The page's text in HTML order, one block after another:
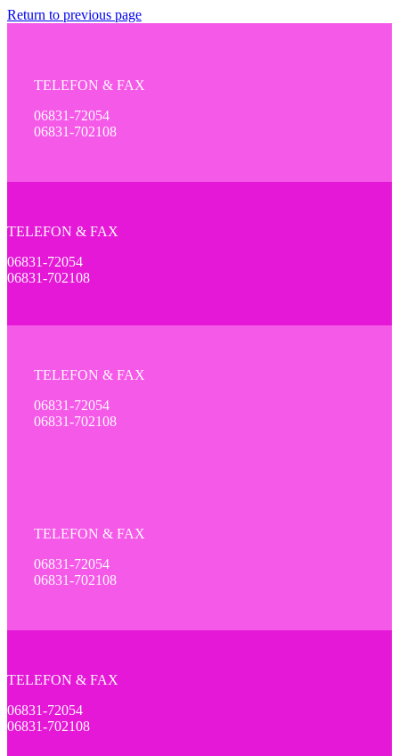
Return to previous page
TELEFON & FAX
06831-72054
06831-702108
TELEFON & FAX
06831-72054
06831-702108
TELEFON & FAX
06831-72054
06831-702108
TELEFON & FAX
06831-72054
06831-702108
TELEFON & FAX
06831-72054
06831-702108